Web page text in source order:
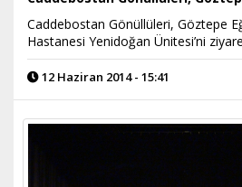
Caddebostan Gönüllüleri, Göztepe
Hastanesi Yenidoğan Ünitesi’ni
12 Haziran 2014 - 15:41